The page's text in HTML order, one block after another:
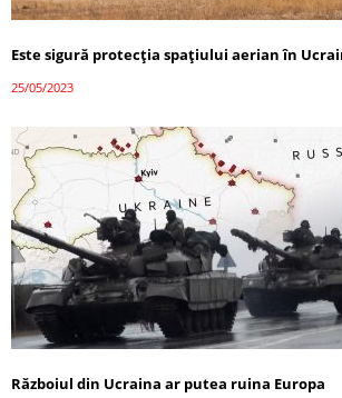
Este sigură protecția spațiului aerian în
25/05/2023
Războiul din Ucraina ar putea ruina Europa